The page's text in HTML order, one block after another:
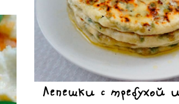
Лепешки с требухой